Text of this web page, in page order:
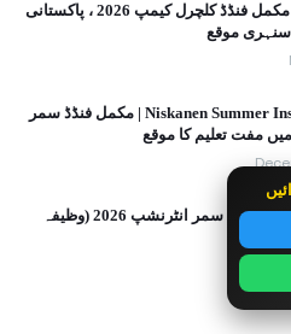
جنوبی کوریا میں مکمل فنڈڈ کلچرل کیمپ 2026 ، پاکستانی
سنہری موقع
Niskanen Summer Institute 2026 USA | مکمل فنڈڈ سمر
میں مفت تعلیم کا موقع
USA میں ورلڈ بینک ٹریژری سمر انٹرنشپ 2026 (وظیفہ